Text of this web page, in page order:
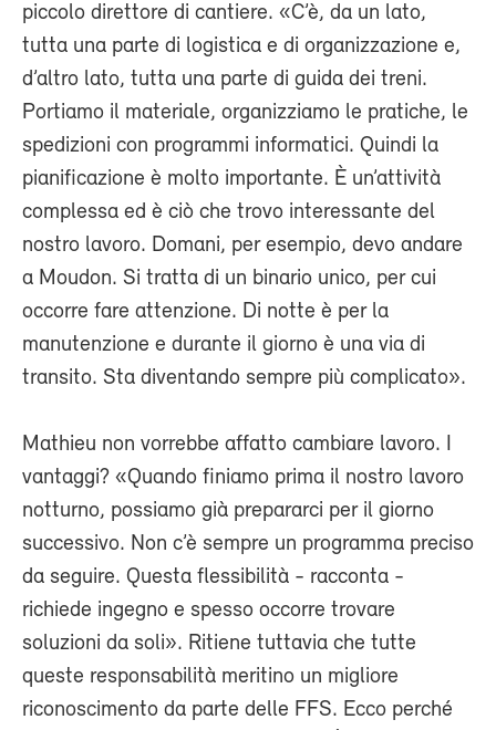
piccolo direttore di cantiere. «C’è, da un lato,
tutta una parte di logistica e di organizzazione e,
d’altro lato, tutta una parte di guida dei treni.
Portiamo il materiale, organizziamo le pratiche, le
spedizioni con programmi informatici. Quindi la
pianificazione è molto importante. È un’attività
complessa ed è ciò che trovo interessante del
nostro lavoro. Domani, per esempio, devo andare
a Moudon. Si tratta di un binario unico, per cui
occorre fare attenzione. Di notte è per la
manutenzione e durante il giorno è una via di
transito. Sta diventando sempre più complicato».
Mathieu non vorrebbe affatto cambiare lavoro. I
vantaggi? «Quando finiamo prima il nostro lavoro
notturno, possiamo già prepararci per il giorno
successivo. Non c’è sempre un programma preciso
da seguire. Questa flessibilità - racconta -
richiede ingegno e spesso occorre trovare
soluzioni da soli». Ritiene tuttavia che tutte
queste responsabilità meritino un migliore
riconoscimento da parte delle FFS. Ecco perché